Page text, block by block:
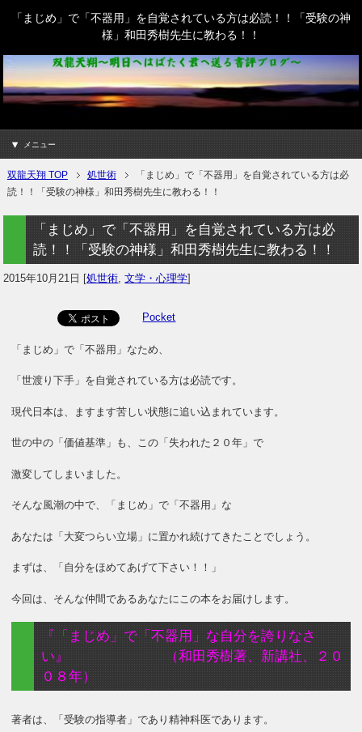
「まじめ」で「不器用」を自覚されている方は必読！！「受験の神
様」和田秀樹先生に教わる！！
メニュー
双龍天翔 TOP 処世術
「まじめ」で「不器用」を自覚されている方は必
読！！「受験の神様」和田秀樹先生に教わる！！
「まじめ」で「不器用」を自覚されている方は必
読！！「受験の神様」和田秀樹先生に教わる！！
2015年10月21日 [処世術,文学・心理学]
Pocket
「まじめ」で「不器用」なため、
「世渡り下手」を自覚されている方は必読です。
現代日本は、ますます苦しい状態に追い込まれています。
世の中の「価値基準」も、この「失われた２０年」で
激変してしまいました。
そんな風潮の中で、「まじめ」で「不器用」な
あなたは「大変つらい立場」に置かれ続けてきたことでしょう。
まずは、「自分をほめてあげて下さい！！」
今回は、そんな仲間であるあなたにこの本をお届けします。
『「まじめ」で「不器用」な自分を誇りなさ
い』 （和田秀樹著、新講社、２０
０８年）
著者は、「受験の指導者」であり精神科医であります。